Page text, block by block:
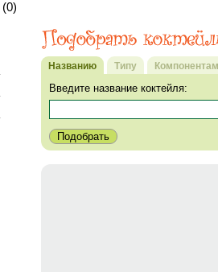
Названию Типу Компонентам
Введите название коктейля:
(0)